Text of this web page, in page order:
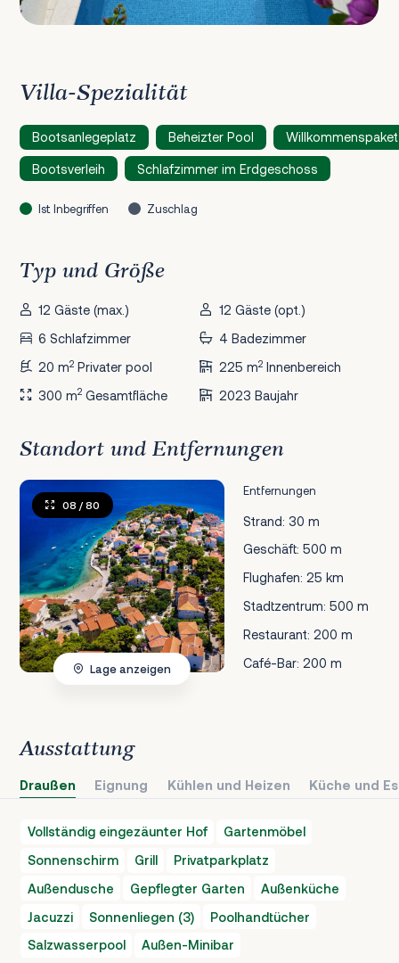
Villa-Spezialität
Bootsanlegeplatz Beheizter Pool Willkommenspaket
Bootsverleih Schlafzimmer im Erdgeschoss
Ist Inbegriffen Zuschlag
Typ und Größe
12 Gäste (max.)
12 Gäste (opt.)
6 Schlafzimmer
4 Badezimmer
20 m2 Privater pool 225 m2Innenbereich
300 m2 Gesamtfläche 2023 Baujahr
Standort und Entfernungen
Entfernungen
Strand: 30 m
Geschäft: 500 m
Flughafen: 25 km
Stadtzentrum: 500 m
Restaurant: 200 m
Café-Bar: 200 m
08 / 80
Lage anzeigen
Ausstattung
Draußen Eignung Kühlen und Heizen Küche und
Vollständig eingezäunter Hof
Gartenmöbel
Sonnenschirm
Grill
Privatparkplatz
Außendusche
Gepflegter Garten
Außenküche
Jacuzzi
Sonnenliegen (3)
Poolhandtücher
Salzwasserpool
Außen-Minibar